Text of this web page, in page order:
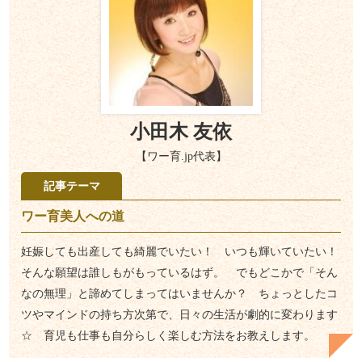
小田木 友依
【ワー育.jp代表】
記事テーマ
ワー育美人への道
妊娠しても出産しても綺麗でいたい！ いつも輝いていたい！
そんな願望は誰しもがもっているはず。 でもどこかで「そん
なの無理」と諦めてしまってはいませんか？ ちょっとしたコ
ツやマインドの持ち方次第で、日々の生活が劇的に変わります
☆ 育児も仕事も自分らしく楽しむ方法をお教えします。